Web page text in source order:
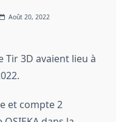
Août 20, 2022
Tir 3D avaient lieu à
et compte 2